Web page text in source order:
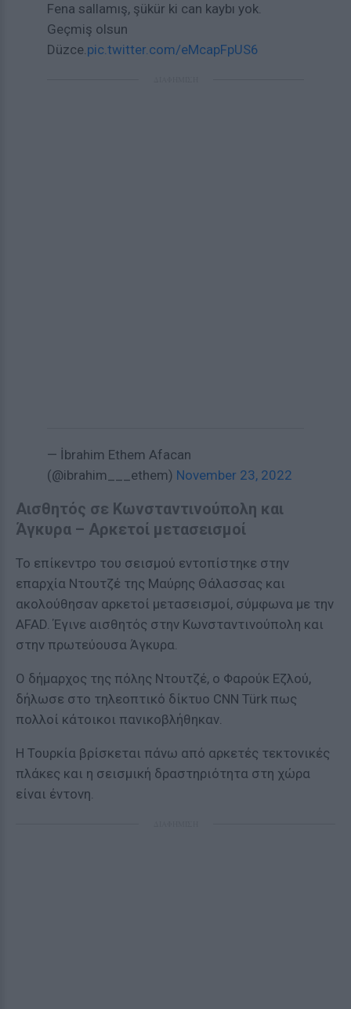
Fena sallamış, şükür ki can kaybı yok.
Geçmiş olsun
Düzce.pic.twitter.com/eMcapFpUS6
— İbrahim Ethem Afacan
(@ibrahim___ethem) November 23, 2022
Αισθητός σε Κωνσταντινούπολη και
Άγκυρα – Αρκετοί μετασεισμοί
Το επίκεντρο του σεισμού εντοπίστηκε στην
επαρχία Ντουτζέ της Μαύρης Θάλασσας και
ακολούθησαν αρκετοί μετασεισμοί, σύμφωνα με την
AFAD. Έγινε αισθητός στην Κωνσταντινούπολη και
στην πρωτεύουσα Άγκυρα.
Ο δήμαρχος της πόλης Ντουτζέ, ο Φαρούκ Εζλού,
δήλωσε στο τηλεοπτικό δίκτυο CNN Türk πως
πολλοί κάτοικοι πανικοβλήθηκαν.
Η Τουρκία βρίσκεται πάνω από αρκετές τεκτονικές
πλάκες και η σεισμική δραστηριότητα στη χώρα
είναι έντονη.